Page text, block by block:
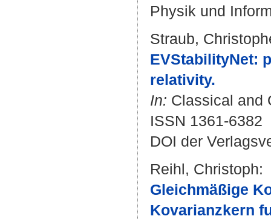
Physik und
Straub,
EVStabilityNet:
relativity.
In: Classical and
ISSN 1361-6382
DOI der
Reihl, Christoph:
Gleichmäßige
Kovarianzkern